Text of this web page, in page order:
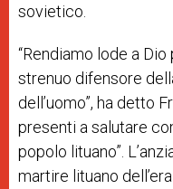
sovietico.
“Rendiamo lode a
strenuo difensore
dell’uomo”, ha detto
presenti a salutare
popolo lituano”.
martire lituano